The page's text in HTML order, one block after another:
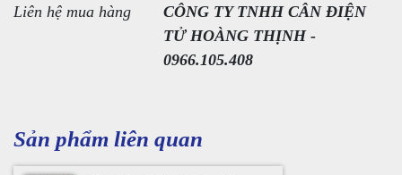
Liên hệ mua hàng
CÔNG TY TNHH CÂN ĐIỆN
TỬ HOÀNG THỊNH -
0966.105.408
Sản phẩm liên quan